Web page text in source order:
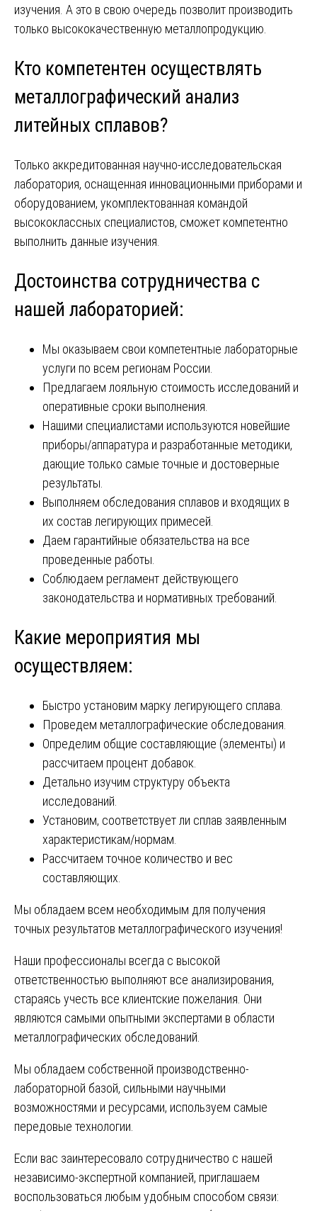
изучения. А это в свою очередь позволит производить
только высококачественную металлопродукцию.
Кто компетентен осуществлять
металлографический анализ
литейных сплавов?
Только аккредитованная научно-исследовательская
лаборатория, оснащенная инновационными приборами и
оборудованием, укомплектованная командой
высококлассных специалистов, сможет компетентно
выполнить данные изучения.
Достоинства сотрудничества с
нашей лабораторией:
Мы оказываем свои компетентные лабораторные
услуги по всем регионам России.
Предлагаем лояльную стоимость исследований и
оперативные сроки выполнения.
Нашими специалистами используются новейшие
приборы/аппаратура и разработанные методики,
дающие только самые точные и достоверные
результаты.
Выполняем обследования сплавов и входящих в
их состав легирующих примесей.
Даем гарантийные обязательства на все
проведенные работы.
Соблюдаем регламент действующего
законодательства и нормативных требований.
Какие мероприятия мы
осуществляем:
Быстро установим марку легирующего сплава.
Проведем металлографические обследования.
Определим общие составляющие (элементы) и
рассчитаем процент добавок.
Детально изучим структуру объекта
исследований.
Установим‚ соответствует ли сплав заявленным
характеристикам/нормам.
Рассчитаем точное количество и вес
составляющих.
Мы обладаем всем необходимым для получения
точных результатов металлографического изучения!
Наши профессионалы всегда с высокой
ответственностью выполняют все анализирования,
стараясь учесть все клиентские пожелания. Они
являются самыми опытными экспертами в области
металлографических обследований.
Мы обладаем собственной производственно-
лабораторной базой, сильными научными
возможностями и ресурсами, используем самые
передовые технологии.
Если вас заинтересовало сотрудничество с нашей
независимо-экспертной компанией, приглашаем
воспользоваться любым удобным способом связи: